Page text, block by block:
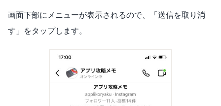
画面下部にメニューが表示されるので、「送信を取り消
す」をタップします。